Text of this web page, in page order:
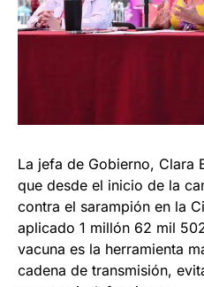
La jefa de Gobierno, Clara
que desde el inicio de la
contra el sarampión en la
aplicado 1 millón 62 mil
vacuna es la herramienta
cadena de transmisión,